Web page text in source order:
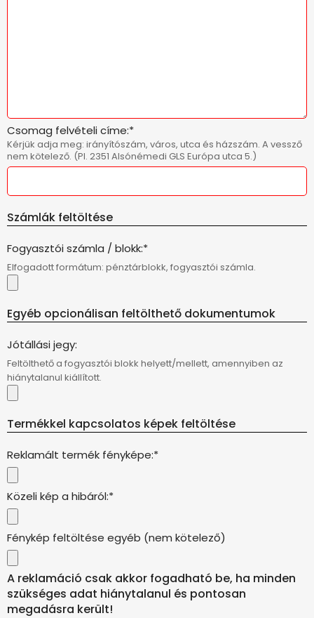
Csomag felvételi címe:*
Kérjük adja meg: irányítószám, város, utca és házszám. A vessző
nem kötelező. (Pl. 2351 Alsónémedi GLS Európa utca 5.)
Számlák feltöltése
Fogyasztói számla / blokk:*
Elfogadott formátum: pénztárblokk, fogyasztói számla.
Egyéb opcionálisan feltölthető dokumentumok
Jótállási jegy:
Feltölthető a fogyasztói blokk helyett/mellett, amennyiben az
hiánytalanul kiállított.
Termékkel kapcsolatos képek feltöltése
Reklamált termék fényképe:*
Közeli kép a hibáról:*
Fénykép feltöltése egyéb (nem kötelező)
A reklamáció csak akkor fogadható be, ha minden
szükséges adat hiánytalanul és pontosan
megadásra került!